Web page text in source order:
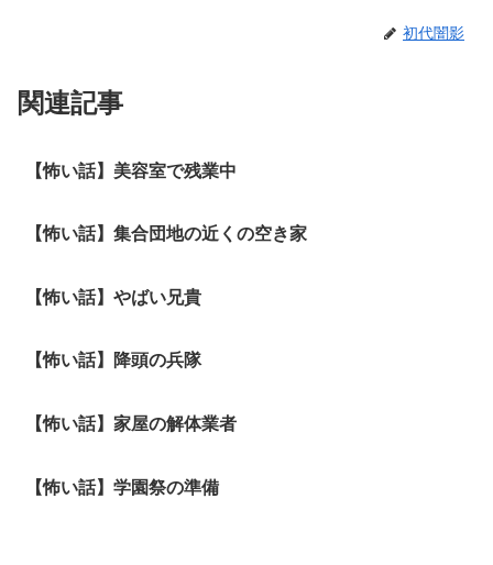
初代闇影
関連記事
【怖い話】美容室で残業中
【怖い話】集合団地の近くの空き家
【怖い話】やばい兄貴
【怖い話】降頭の兵隊
【怖い話】家屋の解体業者
【怖い話】学園祭の準備